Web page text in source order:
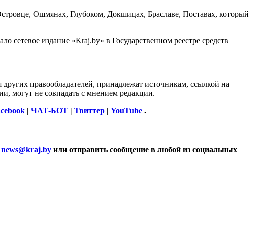
Ошмянах, Глубоком, Докшицах, Браславе, Поставах, который
сетевое издание «Kraj.by» в Государственном реестре средств
правообладателей, принадлежат источникам, ссылкой на
могут не совпадать с мнением редакции.
| ЧАТ-БОТ | Твиттер | YouTube .
news@kraj.by или отправить сообщение в любой из социальных